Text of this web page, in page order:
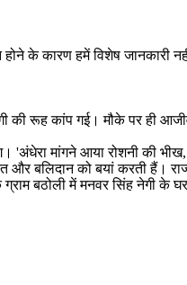
होने के कारण हमें विशेष जानकारी
रूह कांप गई। मौके पर ही
'अंधेरा मांगने आया रोशनी की
बलिदान को बयां करती हैं।
बठोली में मनवर सिंह नेगी के